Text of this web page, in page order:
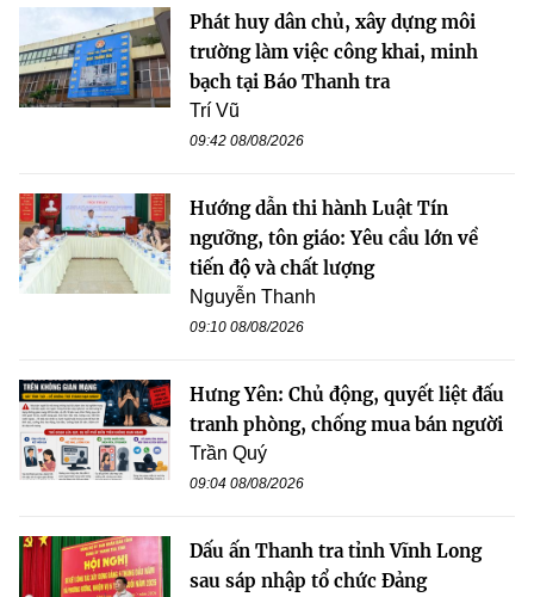
Phát huy dân chủ, xây dựng môi
trường làm việc công khai, minh
bạch tại Báo Thanh tra
Trí Vũ
09:42 08/08/2026
Hướng dẫn thi hành Luật Tín
ngưỡng, tôn giáo: Yêu cầu lớn về
tiến độ và chất lượng
Nguyễn Thanh
09:10 08/08/2026
Hưng Yên: Chủ động, quyết liệt đấu
tranh phòng, chống mua bán người
Trần Quý
09:04 08/08/2026
Dấu ấn Thanh tra tỉnh Vĩnh Long
sau sáp nhập tổ chức Đảng